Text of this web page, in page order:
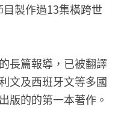
製作過13集橫跨世
長篇報導，已被翻譯
文及西班牙文等多國
版的的第一本著作。